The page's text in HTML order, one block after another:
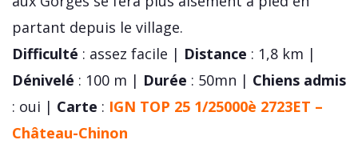
partant depuis le village.
Difficulté : assez facile | Distance : 1,8 km |
Dénivelé : 100 m | Durée : 50mn | Chiens admis
: oui | Carte : IGN TOP 25 1/25000è 2723ET –
Château-Chinon